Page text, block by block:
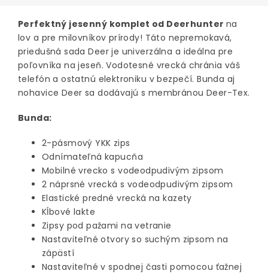
Perfektný jesenný komplet od Deerhunter na
lov a pre milovníkov prírody! Táto nepremokavá,
priedušná sada Deer je univerzálna a ideálna pre
poľovníka na jeseň. Vodotesné vrecká chránia váš
telefón a ostatnú elektroniku v bezpečí. Bunda aj
nohavice Deer sa dodávajú s membránou Deer-Tex.
Bunda:
2-pásmový YKK zips
Odnímateľná kapucňa
Mobilné vrecko s vodeodpudivým zipsom
2 náprsné vrecká s vodeodpudivým zipsom
Elastické predné vrecká na kazety
Kĺbové lakte
Zipsy pod pažami na vetranie
Nastaviteľné otvory so suchým zipsom na
zápästí
Nastaviteľné v spodnej časti pomocou ťažnej